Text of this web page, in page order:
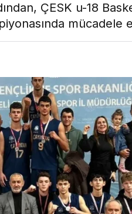
ÇESK u-18
mücadele
Tartışması